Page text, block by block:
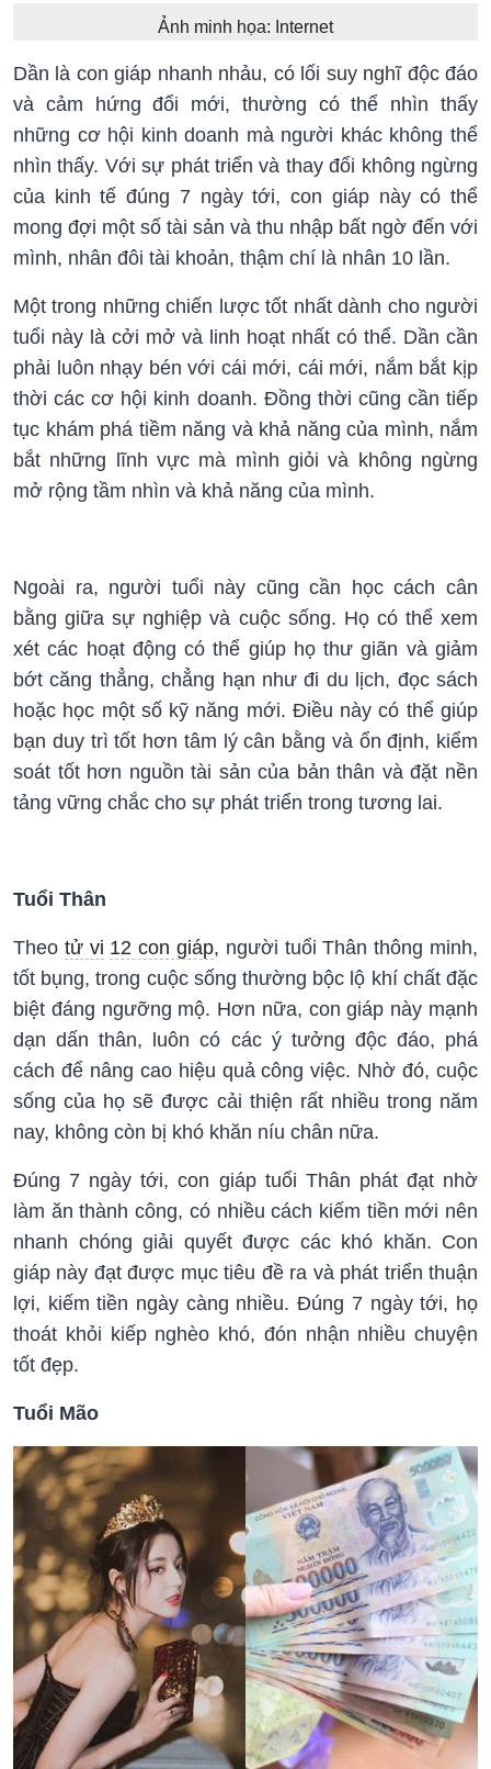
Ảnh minh họa: Internet
Dần là con giáp nhanh nhảu, có lối suy nghĩ độc đáo
và cảm hứng đổi mới, thường có thể nhìn thấy
những cơ hội kinh doanh mà người khác không thể
nhìn thấy. Với sự phát triển và thay đổi không ngừng
của kinh tế đúng 7 ngày tới, con giáp này có thể
mong đợi một số tài sản và thu nhập bất ngờ đến với
mình, nhân đôi tài khoản, thậm chí là nhân 10 lần.
Một trong những chiến lược tốt nhất dành cho người
tuổi này là cởi mở và linh hoạt nhất có thể. Dần cần
phải luôn nhạy bén với cái mới, cái mới, nắm bắt kịp
thời các cơ hội kinh doanh. Đồng thời cũng cần tiếp
tục khám phá tiềm năng và khả năng của mình, nắm
bắt những lĩnh vực mà mình giỏi và không ngừng
mở rộng tầm nhìn và khả năng của mình.
Ngoài ra, người tuổi này cũng cần học cách cân
bằng giữa sự nghiệp và cuộc sống. Họ có thể xem
xét các hoạt động có thể giúp họ thư giãn và giảm
bớt căng thẳng, chẳng hạn như đi du lịch, đọc sách
hoặc học một số kỹ năng mới. Điều này có thể giúp
bạn duy trì tốt hơn tâm lý cân bằng và ổn định, kiểm
soát tốt hơn nguồn tài sản của bản thân và đặt nền
tảng vững chắc cho sự phát triển trong tương lai.
Tuổi Thân
Theo tử vi 12 con giáp, người tuổi Thân thông minh,
tốt bụng, trong cuộc sống thường bộc lộ khí chất đặc
biệt đáng ngưỡng mộ. Hơn nữa, con giáp này mạnh
dạn dấn thân, luôn có các ý tưởng độc đáo, phá
cách để nâng cao hiệu quả công việc. Nhờ đó, cuộc
sống của họ sẽ được cải thiện rất nhiều trong năm
nay, không còn bị khó khăn níu chân nữa.
Đúng 7 ngày tới, con giáp tuổi Thân phát đạt nhờ
làm ăn thành công, có nhiều cách kiếm tiền mới nên
nhanh chóng giải quyết được các khó khăn. Con
giáp này đạt được mục tiêu đề ra và phát triển thuận
lợi, kiếm tiền ngày càng nhiều. Đúng 7 ngày tới, họ
thoát khỏi kiếp nghèo khó, đón nhận nhiều chuyện
tốt đẹp.
Tuổi Mão